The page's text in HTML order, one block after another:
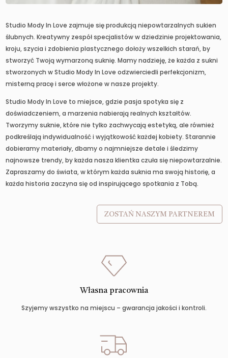
Studio Mody In Love zajmuje się produkcją niepowtarzalnych sukien
ślubnych. Kreatywny zespół specjalistów w dziedzinie projektowania,
kroju, szycia i zdobienia plastycznego dołoży wszelkich starań, by
stworzyć Twoją wymarzoną suknię. Mamy nadzieję, że każda z sukni
stworzonych w Studio Mody In Love odzwierciedli perfekcjonizm,
misterną pracę i serce włożone w nasze projekty.
Studio Mody In Love to miejsce, gdzie pasja spotyka się z
doświadczeniem, a marzenia nabierają realnych kształtów.
Tworzymy suknie, które nie tylko zachwycają estetyką, ale również
podkreślają indywidualność i wyjątkowość każdej kobiety. Starannie
dobieramy materiały, dbamy o najmniejsze detale i śledzimy
najnowsze trendy, by każda nasza klientka czuła się niepowtarzalnie.
Zapraszamy do świata, w którym każda suknia ma swoją historię, a
każda historia zaczyna się od inspirującego spotkania z Tobą.
ZOSTAŃ NASZYM PARTNEREM
Własna pracownia
Szyjemy wszystko na miejscu – gwarancja jakości i kontroli.